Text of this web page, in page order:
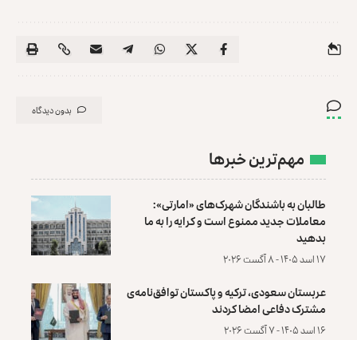
بدون دیدگاه
مهم‌ترین خبرها
طالبان به باشندگان شهرک‌های «امارتی»:
معاملات جدید ممنوع است و کرایه را به ما
بدهید
۱۷ اسد ۱۴۰۵ - ۸ آگست ۲۰۲۶
عربستان سعودی، ترکیه و پاکستان توافق‌نامه‌ی
مشترک دفاعی امضا کردند
۱۶ اسد ۱۴۰۵ - ۷ آگست ۲۰۲۶